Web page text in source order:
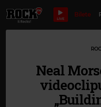
LIVE
Bilete
Neal